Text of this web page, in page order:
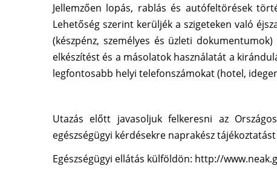
Jellemzően lopás, rablás és autófeltörések
Lehetőség szerint kerüljék a szigeteken való
(készpénz, személyes és üzleti
elkészítést és a másolatok használatát a
legfontosabb helyi telefonszámokat (hotel,
Utazás előtt javasoljuk felkeresni az
egészségügyi kérdésekre naprakész
Egészségügyi ellátás külföldön: http://